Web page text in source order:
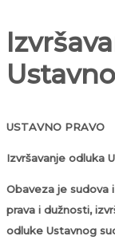
USTAVNO PRAVO
Izvršavanje odluka
Obaveza je sudova
prava i dužnosti,
odluke Ustavnog